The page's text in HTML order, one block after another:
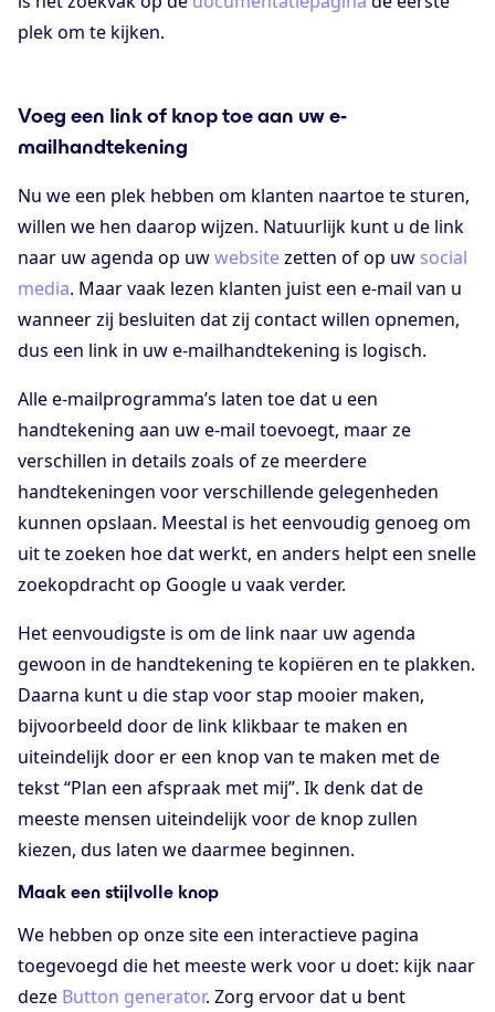
plek om te kijken.
Voeg een link of knop toe aan uw e-
mailhandtekening
Nu we een plek hebben om klanten naartoe te sturen,
willen we hen daarop wijzen. Natuurlijk kunt u de link
naar uw agenda op uwwebsitezetten of op uw social
media. Maar vaak lezen klanten juist een e-mail van u
wanneer zij besluiten dat zij contact willen opnemen,
dus een link in uw e-mailhandtekening is logisch.
Alle e-mailprogramma’s laten toe dat u een
handtekening aan uw e-mail toevoegt, maar ze
verschillen in details zoals of ze meerdere
handtekeningen voor verschillende gelegenheden
kunnen opslaan. Meestal is het eenvoudig genoeg om
uit te zoeken hoe dat werkt, en anders helpt een snelle
zoekopdracht op Google u vaak verder.
Het eenvoudigste is om de link naar uw agenda
gewoon in de handtekening te kopiëren en te plakken.
Daarna kunt u die stap voor stap mooier maken,
bijvoorbeeld door de link klikbaar te maken en
uiteindelijk door er een knop van te maken met de
tekst “Plan een afspraak met mij”. Ik denk dat de
meeste mensen uiteindelijk voor de knop zullen
kiezen, dus laten we daarmee beginnen.
Maak een stijlvolle knop
We hebben op onze site een interactieve pagina
toegevoegd die het meeste werk voor u doet: kijk naar
deze Button generator. Zorg ervoor dat u bent